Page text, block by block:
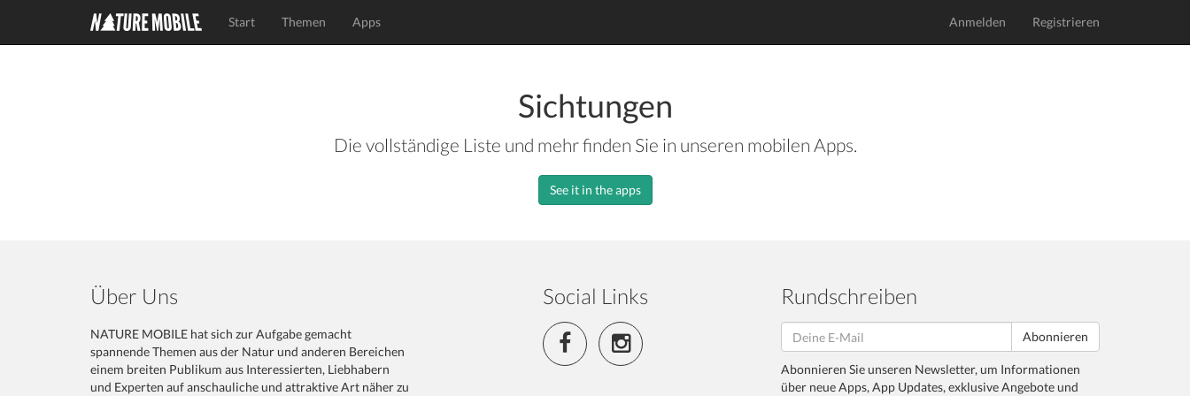
Start Themen Apps Anmelden Registrieren
Sichtungen
Die vollständige Liste und mehr finden Sie in unseren mobilen Apps.
See it in the apps
Über Uns
NATURE MOBILE hat sich zur Aufgabe gemacht
spannende Themen aus der Natur und anderen Bereichen
einem breiten Publikum aus Interessierten, Liebhabern
und Experten auf anschauliche und attraktive Art näher zu
Social Links Rundschreiben
Abonnieren
Abonnieren Sie unseren Newsletter, um Informationen
über neue Apps, App Updates, exklusive Angebote und